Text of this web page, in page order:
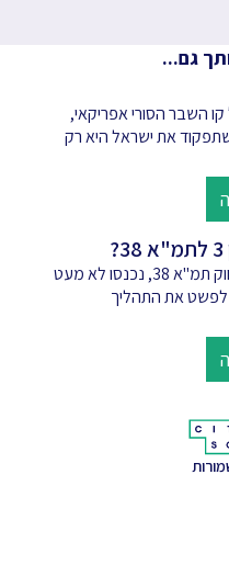
גם...
השבר הסורי אפריקאי,
את ישראל היא רק
שנים לאחר שאושר חוק תמ"א 38, נכנסו לא מעט
לפשט את התהליך